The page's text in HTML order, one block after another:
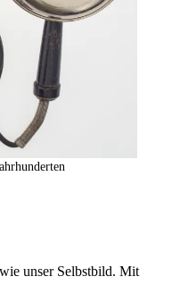
unser Selbstbild. Mit